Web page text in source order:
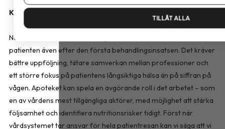
Kronisk sjukdom kräver kronisk vård
Nästa fas i obesitasvården avgörs av om vården klarar att följa
patienten även efter den första behandlingsinsatsen. Det kräver
bättre uppföljning, tätare samverkan mellan professioner och
ett större fokus på patientens långsiktiga hälsa än på siffran på
vågen. Apoteket kan spela en avgörande roll i det arbetet – som
en av vårdens mest tillgängliga aktörer, med möjlighet att stärka
följsamhet och identifiera nutritionsrisker tidigt. Först när
vårdsystemet tar ansvar för hela patientresan kan vi säga att vi
TILLÅT ALLA